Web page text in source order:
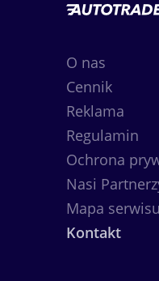
O nas
Cennik
Reklama
Regulamin
Ochrona
Nasi
Mapa serwisu
Kontakt